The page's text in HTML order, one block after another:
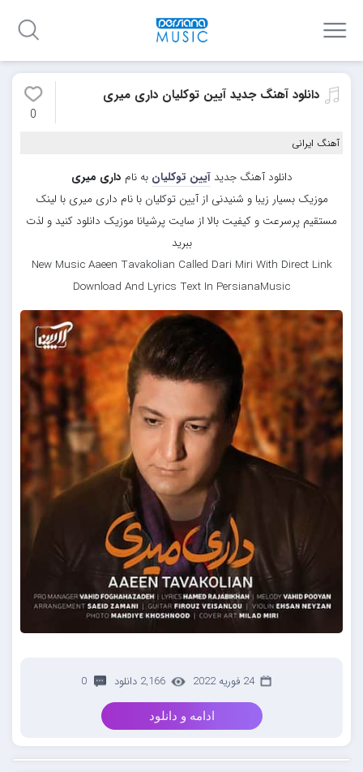
دانلود آهنگ جدید آیین توکلیان داری میری
0
آهنگ ایرانی
دانلود آهنگ جدیدآیین توکلیان به نام داری میری
موزیک بسیار زیبا و شنیدنی از آیین توکلیان با نام داری میری با لینک
مستقیم پرسرعت و کیفیت بالا از سایت پرشیانا موزیک دانلود کنید و لذت
ببرید
New Music Aaeen Tavakolian Called Dari Miri With Direct Link
Download And Lyrics Text In PersianaMusic
24 فوریه 2022 2,166 دانلود 0
ادامه و دانلود